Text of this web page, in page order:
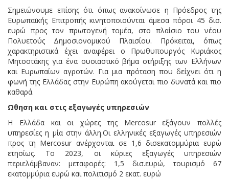
Σημειώνουμε επίσης ότι όπως ανακοίνωσε η Πρόεδρος της
Ευρωπαϊκής Επιτροπής κινητοποιούνται άμεσα πόροι 45 δισ.
ευρώ προς τον πρωτογενή τομέα, στο πλαίσιο του νέου
Πολυετούς Δημοσιονομικού Πλαισίου. Πρόκειται, όπως
χαρακτηριστικά έχει αναφέρει ο Πρωθυπουργός Κυριάκος
Μητσοτάκης για ένα ουσιαστικό βήμα στήριξης των Ελλήνων
και Ευρωπαίων αγροτών. Για μια πρόταση που δείχνει ότι η
φωνή της Ελλάδας στην Ευρώπη ακούγεται πιο δυνατά και πιο
καθαρά.
Ωθηση και στις εξαγωγές υπηρεσιών
Η Ελλάδα και οι χώρες της Mercosur εξάγουν πολλές
υπηρεσίες η μία στην άλλη.Οι ελληνικές εξαγωγές υπηρεσιών
προς τη Mercosur ανέρχονται σε 1,6 δισεκατομμύρια ευρώ
ετησίως. Το 2023, οι κύριες εξαγωγές υπηρεσιών
περιελάμβαναν: μεταφορές: 1,5 δισ.ευρώ, τουρισμό 67
εκατομμύρια ευρώ και πολιτισμό 2 εκατ. ευρώ